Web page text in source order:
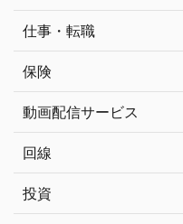
仕事・転職
保険
動画配信サービス
回線
投資